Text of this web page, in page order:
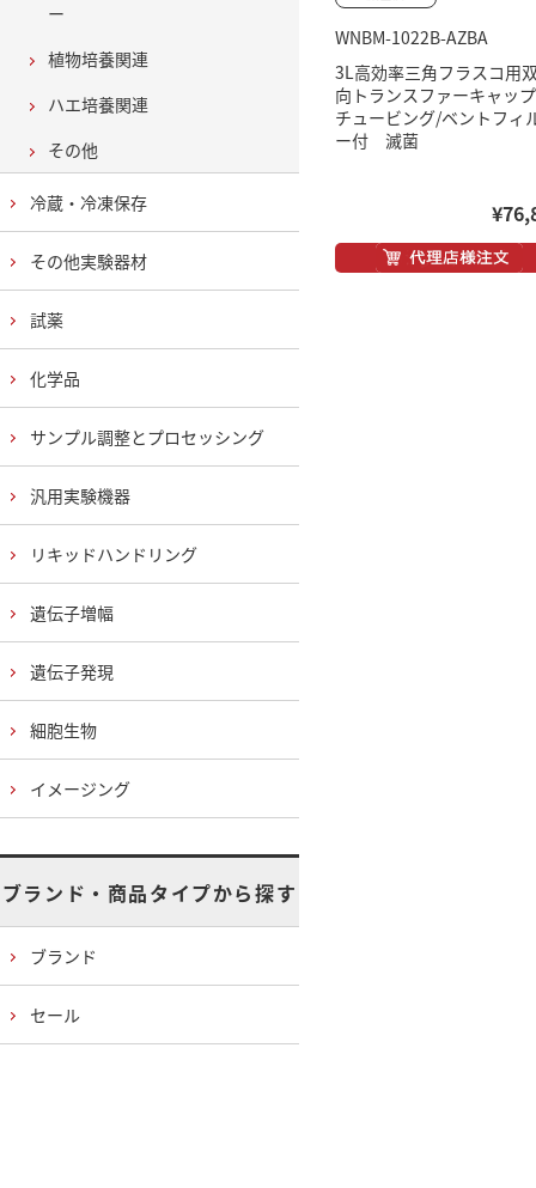
WNBM-1022B-AZBA
3L高効率三角フラスコ用
向トランスファーキャ
チュービング/ベントフィ
ー付 滅菌
ー
植物培養関連
ハエ培養関連
その他
冷蔵・冷凍保存
その他実験器材
試薬
化学品
サンプル調整とプロセッシング
汎用実験機器
リキッドハンドリング
遺伝子増幅
遺伝子発現
細胞生物
イメージング
ブランド・商品タイプから探す
ブランド
セール